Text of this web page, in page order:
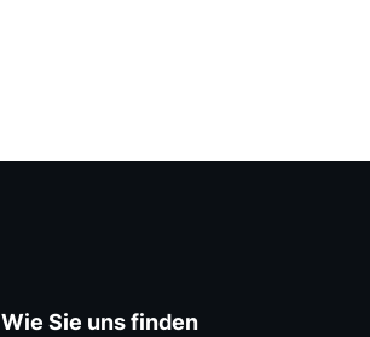
Wie Sie uns finden